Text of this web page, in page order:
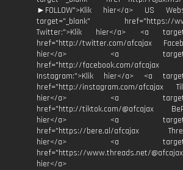
►FOLLOW">Klik hier</a> US
target="_blank" href="https://
Twitter:">Klik hier</a> <a
href="http://twitter.com/afcajax
hier</a> <a
href="http://facebook.com/afcajax
Instagram:">Klik hier</a> <a
href="http://instagram.com/afcajax
hier</a> <a
href="http://tiktok.com/@afcajax
hier</a> <a
href="https://bere.al/afcajax
hier</a> <a
href="https://www.threads.net/
hier</a>